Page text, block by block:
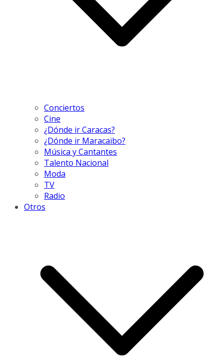
Conciertos
Cine
¿Dónde ir Caracas?
¿Dónde ir Maracaibo?
Música y Cantantes
Talento Nacional
Moda
TV
Radio
Otros